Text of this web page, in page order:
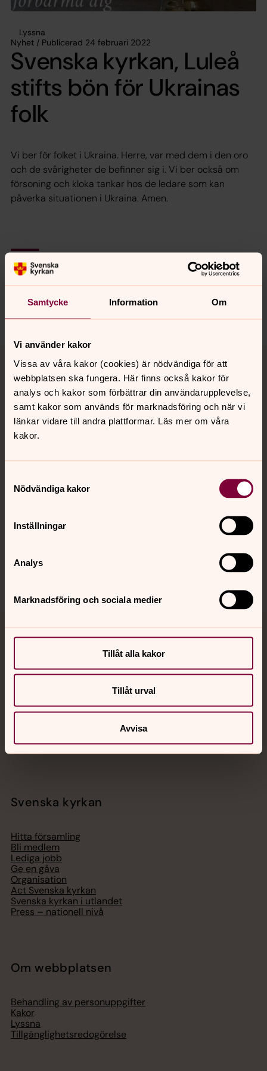
Samtycke Information Om
Vi använder kakor
Vissa av våra kakor (cookies) är nödvändiga för att
webbplatsen ska fungera. Här finns också kakor för
analys och kakor som förbättrar din användarupplevelse,
samt kakor som används för marknadsföring och när vi
länkar vidare till andra plattformar. Läs mer om våra
kakor.
Nödvändiga kakor
Inställningar
Analys
Marknadsföring och sociala medier
Tillåt alla kakor
Tillåt urval
Avvisa
Lyssna
Nyhet / Publicerad 24 februari 2022
Svenska kyrkan, Luleå
stifts bön för Ukrainas
folk
Vi ber för folket i Ukraina. Herre, var med dem i den oro
och de svårigheter de befinner sig i. Vi ber också om
försoning och kloka tankar hos de ledare som kan
påverka situationen i Ukraina. Amen.
Synpunkter eller frågor på sidans
innehåll?
Tillbaka till toppen
Tillbaka till innehållet
Kontakt
Jourhavande präst
Akut samtals- och krisstöd. Prata eller chatta anonymt
med en präst på kvällar och nätter.
Chatt
Telefon 112
Svenska kyrkan
Hitta församling
Bli medlem
Lediga jobb
Ge en gåva
Organisation
Act Svenska kyrkan
Svenska kyrkan i utlandet
Press – nationell nivå
Om webbplatsen
Behandling av personuppgifter
Kakor
Lyssna
Tillgänglighetsredogörelse